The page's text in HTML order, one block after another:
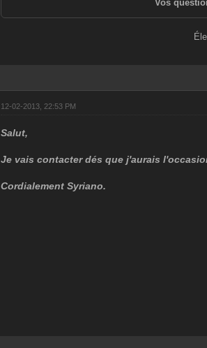
Vos
12-02-2013, 22:53 PM
Salut,
Je vais contacter dés que j'aurais
Cordialement Syriano.